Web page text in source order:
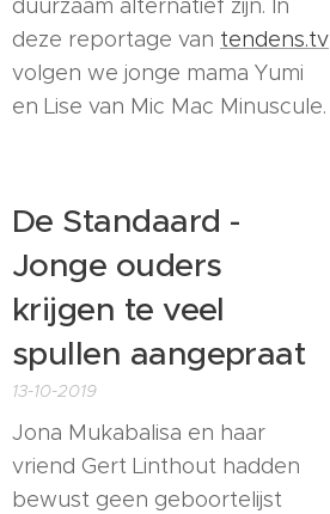
duurzaam alternatief zijn. In
deze reportage van tendens.tv
volgen we jonge mama Yumi
en Lise van Mic Mac Minuscule.
De Standaard -
Jonge ouders
krijgen te veel
spullen aangepraat
13-10-2019
Jona Mukabalisa en haar
vriend Gert Linthout hadden
bewust geen geboortelijst